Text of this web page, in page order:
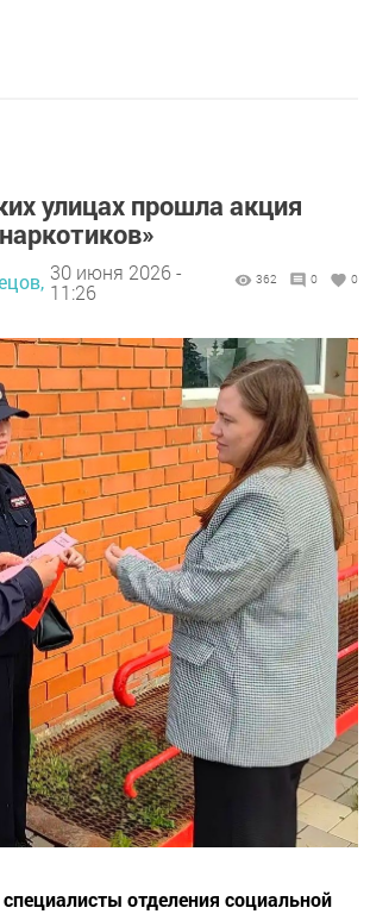
улицах прошла акция
30 июня 2026 -
11:26
362 0 0
отделения социальной